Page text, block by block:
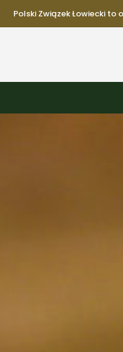
Polski Związek Łowiecki to